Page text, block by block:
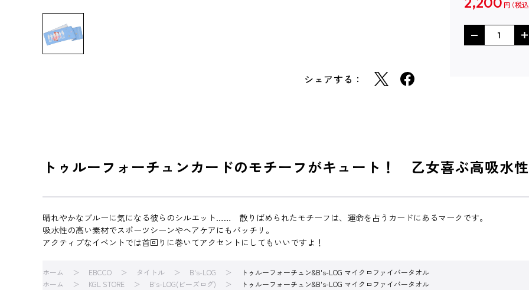
シェアする：
円
トゥルーフォーチュンカードのモチーフがキュート！ 乙女喜ぶ高吸水
晴れやかなブルーに気になる彼らのシルエット…… 散りばめられたモチーフは、運命を占うカードにあるマークです。
吸水性の高い素材でスポーツシーンやヘアケアにもバッチリ。
アクティブなイベントでは首回りに巻いてアクセントにしてもいいですよ！
ホーム EBCCO タイトル B's-LOG
トゥルーフォーチュン&B's-LOG マイクロファイバータオル
ホーム
KGL STORE B's-LOG(ビーズログ) トゥルーフォーチュン&B's-LOG マイクロファイバータオル